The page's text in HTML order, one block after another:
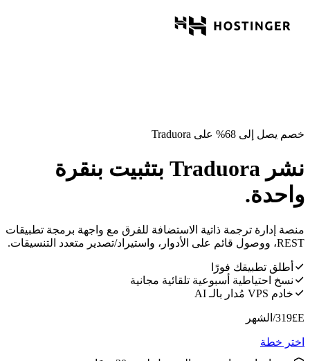
خصم يصل إلى 68% على Traduora
نشر Traduora بتثبيت بنقرة
واحدة.
منصة إدارة ترجمة ذاتية الاستضافة للفرق مع واجهة برمجة تطبيقات
REST، ووصول قائم على الأدوار، واستيراد/تصدير متعدد التنسيقات.
أطلق تطبيقك فورًا
نسخ احتياطية أسبوعية تلقائية مجانية
خادم VPS مُدار بالـ AI
E£
319/الشهر
اختر خطة